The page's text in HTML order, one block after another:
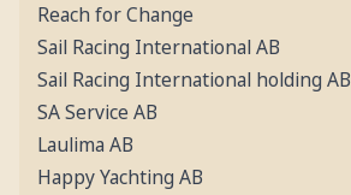
Reach for Change
Sail Racing International AB
Sail Racing International holding AB
SA Service AB
Laulima AB
Happy Yachting AB